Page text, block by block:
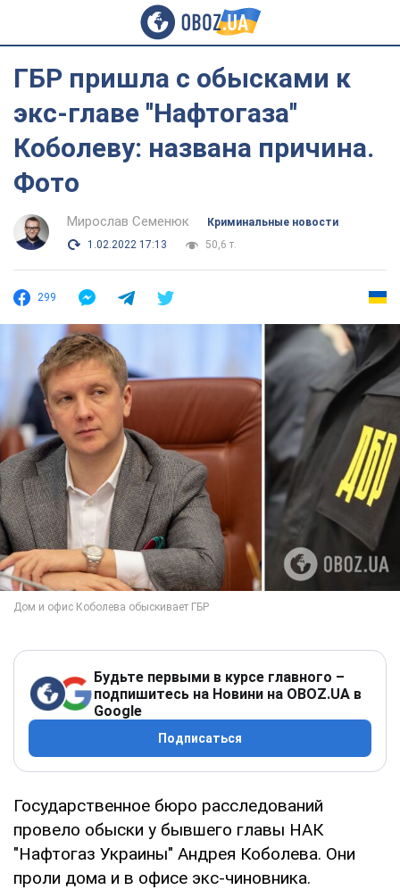
ГБР пришла с обысками к
экс-главе ''Нафтогаза''
Коболеву: названа причина.
Фото
Мирослав Семенюк
Криминальные новости
1.02.2022 17:13
50,6 т.
299
Будьте первыми в курсе главного –
подпишитесь на Новини на OBOZ.UA в
Google
Подписаться
Государственное бюро расследований
провело обыски у бывшего главы НАК
"Нафтогаз Украины" Андрея Коболева. Они
проли дома и в офисе экс-чиновника.